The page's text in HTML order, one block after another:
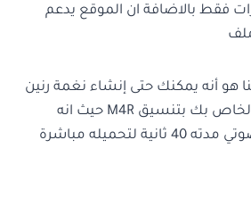
فقط بالاضافة ان الموقع يدعم
أنه يمكنك حتى إنشاء نغمة رنين
مثالية لجهاز الايفون الخاص بك بتنسيق M4R حيث انه
يمكنك إنشاء ملف صوتي مدته 40 ثانية لتحميله مباشرة